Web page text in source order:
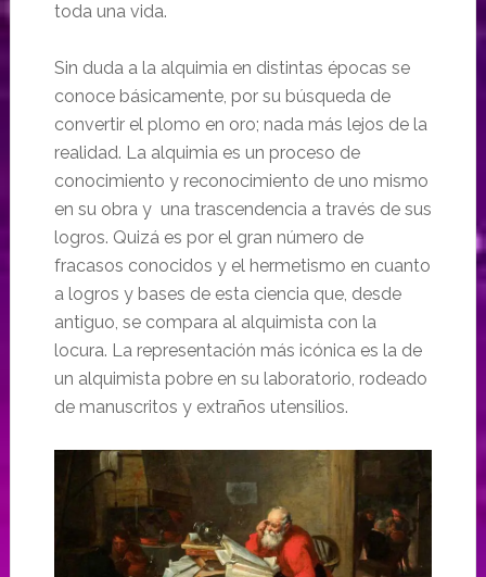
toda una vida.
Sin duda a la alquimia en distintas épocas se
conoce básicamente, por su búsqueda de
convertir el plomo en oro; nada más lejos de la
realidad. La alquimia es un proceso de
conocimiento y reconocimiento de uno mismo
en su obra y una trascendencia a través de sus
logros. Quizá es por el gran número de
fracasos conocidos y el hermetismo en cuanto
a logros y bases de esta ciencia que, desde
antiguo, se compara al alquimista con la
locura. La representación más icónica es la de
un alquimista pobre en su laboratorio, rodeado
de manuscritos y extraños utensilios.